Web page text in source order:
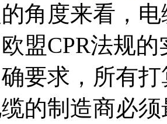
角度来看，
盟CPR法规
要求，所有
的制造商必